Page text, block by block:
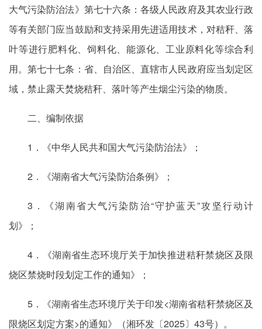
大气污染防治法》第七十六条：各级人民政府及其农业行政
等有关部门应当鼓励和支持采用先进适用技术，对秸秆、落
叶等进行肥料化、饲料化、能源化、工业原料化等综合利
用。第七十七条：省、自治区、直辖市人民政府应当划定区
域，禁止露天焚烧秸秆、落叶等产生烟尘污染的物质。
二、编制依据
1．《中华人民共和国大气污染防治法》；
2．《湖南省大气污染防治条例》；
3．《湖南省大气污染防治“守护蓝天”攻坚行动计
划》；
4．《湖南省生态环境厅关于加快推进秸秆禁烧区及限
烧区禁烧时段划定工作的通知》；
5．《湖南省生态环境厅关于印发<湖南省秸秆禁烧区及
限烧区划定方案>的通知》（湘环发〔2025〕43号）。